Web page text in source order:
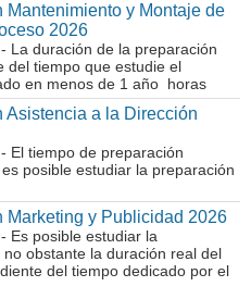
Mantenimiento y Montaje de
2026
- La duración de la preparación
del tiempo que estudie el
en menos de 1 año horas
Asistencia a la Dirección
- El tiempo de preparación
posible estudiar la preparación
Marketing y Publicidad 2026
- Es posible estudiar la
obstante la duración real del
del tiempo dedicado por el